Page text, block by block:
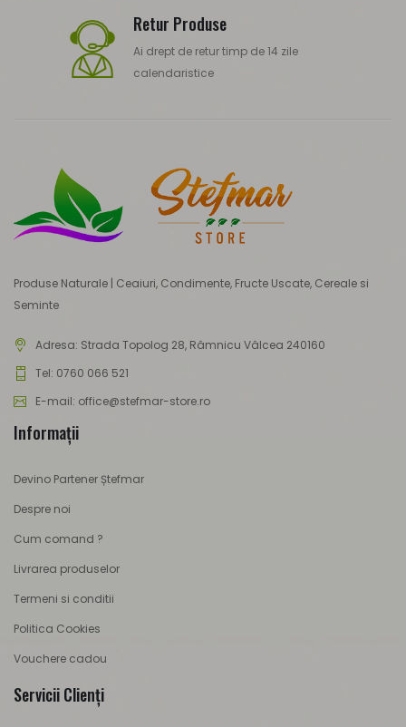
Retur Produse
Ai drept de retur timp de 14 zile
calendaristice
Produse Naturale | Ceaiuri, Condimente, Fructe Uscate, Cereale si
Seminte
Adresa: Strada Topolog 28, Râmnicu Vâlcea 240160
Tel: 0760 066 521
E-mail: office@stefmar-store.ro
Informaţii
Devino Partener Ștefmar
Despre noi
Cum comand ?
Livrarea produselor
Termeni si conditii
Politica Cookies
Vouchere cadou
Servicii Clienţi